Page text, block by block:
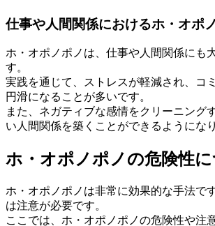
仕事や人間関係におけるホ・オポ
ホ・オポノポノは、仕事や人間関係にも
す。
実践を通じて、ストレスが軽減され、コ
円滑になることが多いです。
また、ネガティブな感情をクリーニング
い人間関係を築くことができるようにな
ホ・オポノポノの危険性
ホ・オポノポノは非常に効果的な手法で
は注意が必要です。
ここでは、ホ・オポノポノの危険性や注